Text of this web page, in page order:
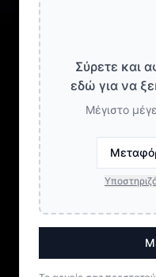
Σύρετε και
εδώ για να
Μέγιστο